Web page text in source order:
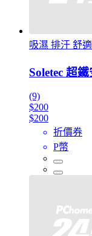
吸濕 排汗 舒
Soletec 超
(9)
$200
$200
折價券
P幣